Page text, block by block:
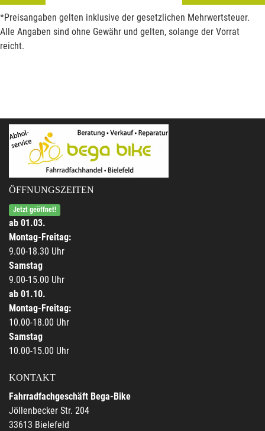
*Preisangaben gelten inklusive der gesetzlichen Mehrwertsteuer.
Alle Angaben sind ohne Gewähr und gelten, solange der Vorrat
reicht.
ÖFFNUNGSZEITEN
Jetzt geöffnet!
ab 01.03.
Montag-Freitag:
9.00-18.30 Uhr
Samstag
9.00-15.00 Uhr
ab 01.10.
Montag-Freitag:
10.00-18.00 Uhr
Samstag
10.00-15.00 Uhr
KONTAKT
Fahrradfachgeschäft Bega-Bike
Jöllenbecker Str. 204
33613 Bielefeld